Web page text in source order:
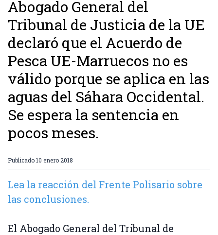
Abogado General del
Tribunal de Justicia de la UE
declaró que el Acuerdo de
Pesca UE-Marruecos no es
válido porque se aplica en las
aguas del Sáhara Occidental.
Se espera la sentencia en
pocos meses.
Publicado10 enero 2018
Lea la reacción del Frente Polisario sobre
las conclusiones.
El Abogado General del Tribunal de